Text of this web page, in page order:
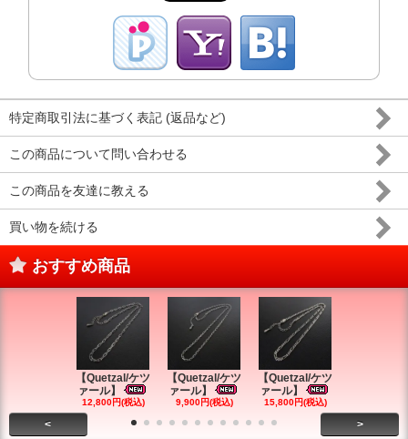
特定商取引法に基づく表記 (返品など)
この商品について問い合わせる
この商品を友達に教える
買い物を続ける
おすすめ商品
【Quetzal/ケツ
ァール】
12,800円(税込)
【Quetzal/ケツ
ァール】
9,900円(税込)
【Quetzal/ケツ
ァール】
15,800円(税込)
< >